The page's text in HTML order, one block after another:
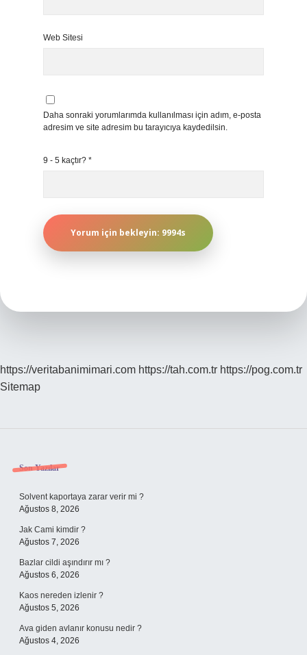
Web Sitesi
Daha sonraki yorumlarımda kullanılması için adım, e-posta
adresim ve site adresim bu tarayıcıya kaydedilsin.
9 - 5 kaçtır? *
https://veritabanimimari.com https://tah.com.tr https://pog.com.tr
Sitemap
Sidebar
Son Yazılar
Solvent kaportaya zarar verir mi ?
Ağustos 8, 2026
Jak Cami kimdir ?
Ağustos 7, 2026
Bazlar cildi aşındırır mı ?
Ağustos 6, 2026
Kaos nereden izlenir ?
Ağustos 5, 2026
Ava giden avlanır konusu nedir ?
Ağustos 4, 2026